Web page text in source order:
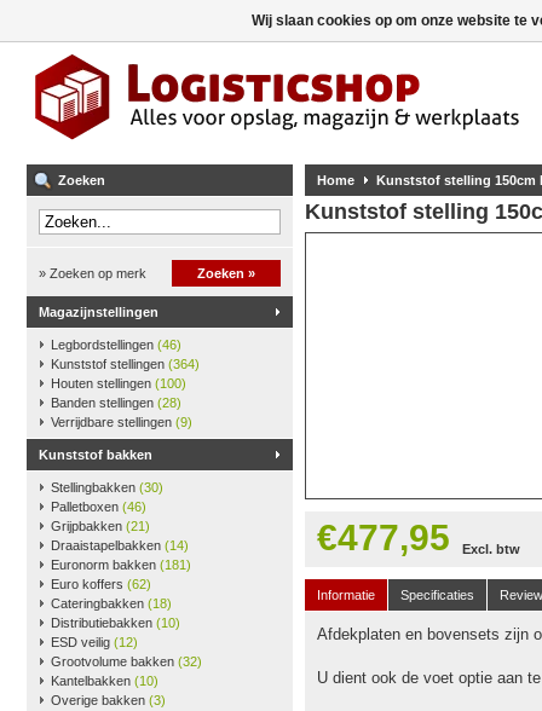
Zoeken
» Zoeken op merk Zoeken »
Magazijnstellingen
Legbordstellingen (46)
Kunststof stellingen (364)
Houten stellingen (100)
Banden stellingen (28)
Verrijdbare stellingen (9)
Kunststof bakken
Stellingbakken (30)
Palletboxen (46)
Grijpbakken (21)
Draaistapelbakken (14)
Euronorm bakken (181)
Euro koffers (62)
Cateringbakken (18)
Distributiebakken (10)
ESD veilig (12)
Grootvolume bakken (32)
Kantelbakken (10)
Overige bakken (3)
Home Kunststof stelling 150cm
Kunststof stelling
€477,95 Excl. btw
Informatie Specificaties
Afdekplaten en bovensets zijn
U dient ook de voet optie aan
Wij slaan cookies op om onze website te